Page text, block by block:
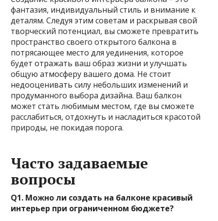
фантазия, индивидуальный стиль и внимание к
деталям. Следуя этим советам и раскрывая свой
творческий потенциал, вы сможете превратить
пространство своего открытого балкона в
потрясающее место для уединения, которое
будет отражать ваш образ жизни и улучшать
общую атмосферу вашего дома. Не стоит
недооценивать силу небольших изменений и
продуманного выбора дизайна. Ваш балкон
может стать любимым местом, где вы сможете
расслабиться, отдохнуть и насладиться красотой
природы, не покидая порога.
Часто задаваемые
вопросы
Q1. Можно ли создать на балконе красивый
интерьер при ограниченном бюджете?